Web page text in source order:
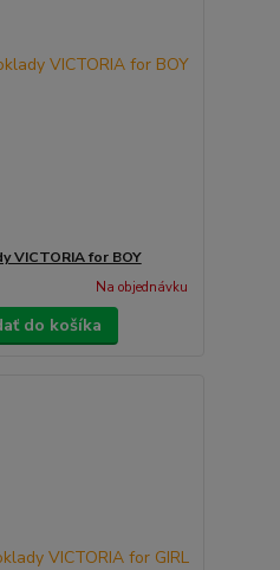
VICTORIA for BOY
Na objednávku
do košíka